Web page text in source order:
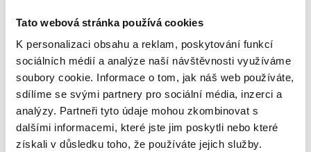
Tato webová stránka používá cookies
K personalizaci obsahu a reklam, poskytování funkcí
sociálních médií a analýze naší návštěvnosti využíváme
soubory cookie. Informace o tom, jak náš web používáte,
sdílíme se svými partnery pro sociální média, inzerci a
analýzy. Partneři tyto údaje mohou zkombinovat s
dalšími informacemi, které jste jim poskytli nebo které
získali v důsledku toho, že používáte jejich služby.